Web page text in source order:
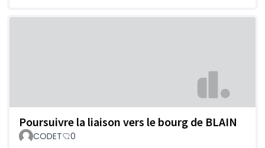
Poursuivre la liaison vers le bourg de BLAIN
CODET 0